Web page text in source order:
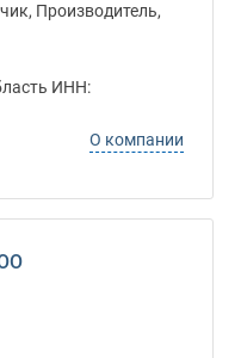
Производитель,
ИНН:
О компании